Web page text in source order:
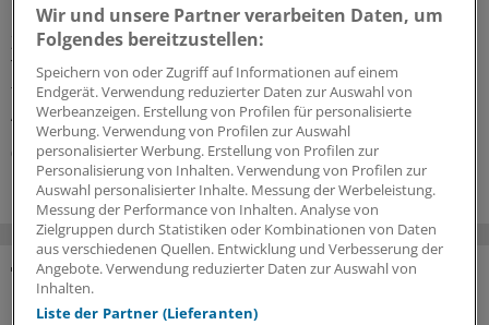
Keinen Anhaltspunkt für einen quantifizierbaren
Zusatznutzen des neu zugelassenen Antidiabetikums
Teplizumab hat der Gemeinsame Bundesausschuss
festgestellt. Für die Bewertung war beobachtendes
Abwarten vorgegeben worden.
06.08.2026
DAS KÖNNTE SIE AUCH INTERESSIEREN
Wir und unsere Partner verarbeiten Daten, um
Folgendes bereitzustellen:
Speichern von oder Zugriff auf Informationen auf einem
Endgerät. Verwendung reduzierter Daten zur Auswahl von
Werbeanzeigen. Erstellung von Profilen für personalisierte
Werbung. Verwendung von Profilen zur Auswahl
personalisierter Werbung. Erstellung von Profilen zur
Personalisierung von Inhalten. Verwendung von Profilen zur
Auswahl personalisierter Inhalte. Messung der Werbeleistung.
Messung der Performance von Inhalten. Analyse von
Zielgruppen durch Statistiken oder Kombinationen von Daten
aus verschiedenen Quellen. Entwicklung und Verbesserung der
Angebote. Verwendung reduzierter Daten zur Auswahl von
Inhalten.
Liste der Partner (Lieferanten)